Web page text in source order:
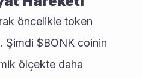
öncelikle token
Şimdi $BONK coinin
ölçekte daha